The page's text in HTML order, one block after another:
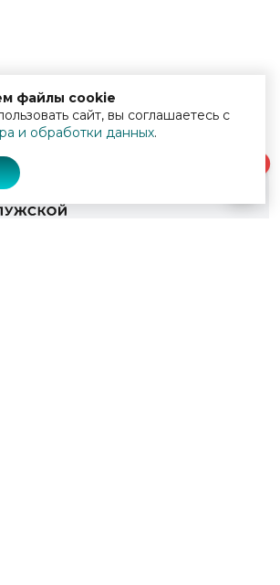
файлы cookie
сайт, вы соглашаетесь с
и обработки данных.